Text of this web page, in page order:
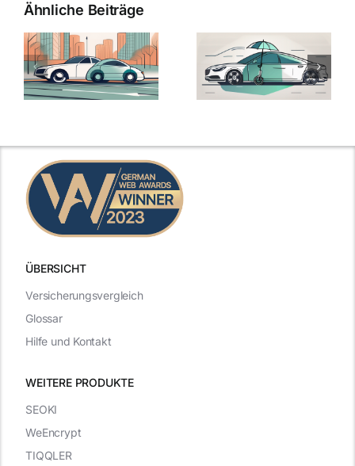
Ähnliche Beiträge
ÜBERSICHT
WEITERE PRODUKTE
Versicherungsvergleich
Glossar
Hilfe und Kontakt
SEOKI
WeEncrypt
TIQQLER